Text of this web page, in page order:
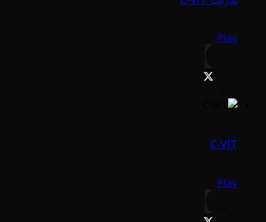
Play
C-VIT
Play